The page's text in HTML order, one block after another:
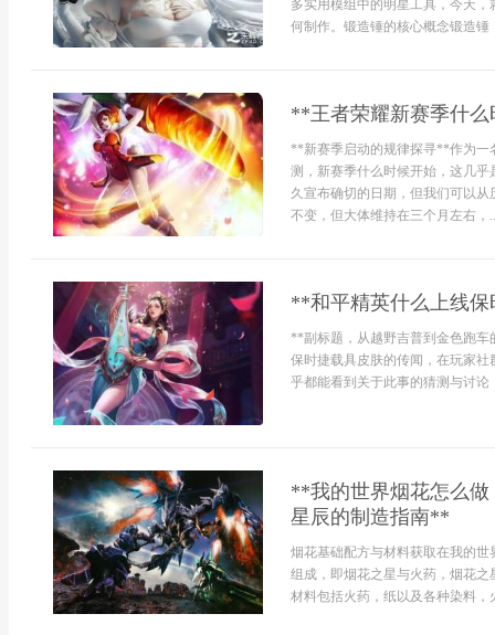
多实用模组中的明星工具，今天
何制作。锻造锤的核心概念锻造
**王者荣耀新赛季什
**新赛季启动的规律探寻**作为一
测，新赛季什么时候开始，这几
久宣布确切的日期，但我们可以
不变，但大体维持在三个月左右，
**和平精英什么上线
**副标题，从越野吉普到金色跑
保时捷载具皮肤的传闻，在玩家
乎都能看到关于此事的猜测与讨
**我的世界烟花怎么
星辰的制造指南**
烟花基础配方与材料获取在我的
组成，即烟花之星与火药，烟花
材料包括火药，纸以及各种染料